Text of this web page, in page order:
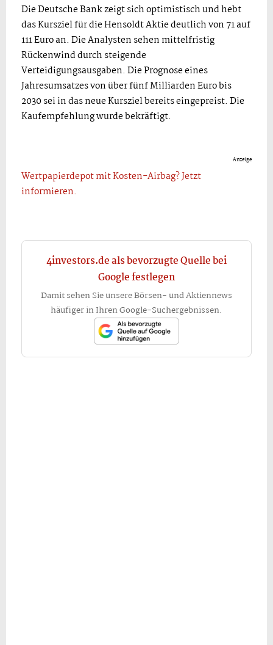
Die Deutsche Bank zeigt sich optimistisch und hebt
das Kursziel für die Hensoldt Aktie deutlich von 71 auf
111 Euro an. Die Analysten sehen mittelfristig
Rückenwind durch steigende
Verteidigungsausgaben. Die Prognose eines
Jahresumsatzes von über fünf Milliarden Euro bis
2030 sei in das neue Kursziel bereits eingepreist. Die
Kaufempfehlung wurde bekräftigt.
Anzeige
Wertpapierdepot mit Kosten-Airbag? Jetzt
informieren.
4investors.de als bevorzugte Quelle bei
Google festlegen
Damit sehen Sie unsere Börsen- und Aktiennews
häufiger in Ihren Google-Suchergebnissen.